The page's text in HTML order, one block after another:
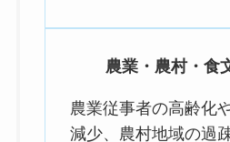
農業・農村・食
農業従事者の高齢化
減少、農村地域の過